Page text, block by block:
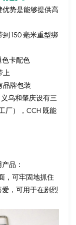
势是能够提供高
150 毫米重型绑
卡配色
上
牌包装
乌和肇庆设有三
厂），CCH 既能
品：
，可牢固地抓住
，可用于在剧烈